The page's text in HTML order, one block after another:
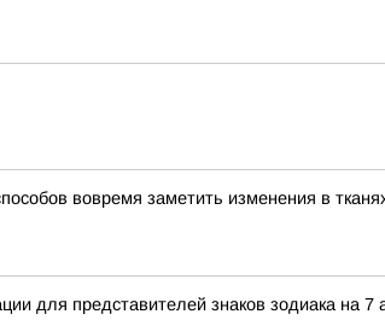
вовремя заметить изменения в
для представителей знаков зодиака на 7